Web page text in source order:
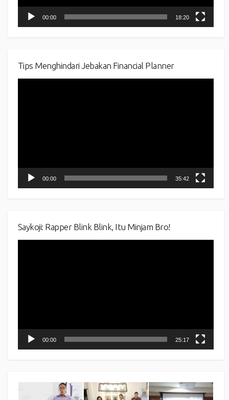
00:00 18:20
Tips Menghindari Jebakan Financial Planner
00:00 35:42
Saykoji: Rapper Blink Blink, Itu Minjam Bro!
00:00 25:17